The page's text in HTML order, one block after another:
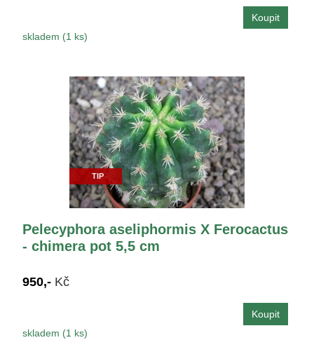
skladem (1 ks)
TIP
Pelecyphora aseliphormis X Ferocactus
- chimera pot 5,5 cm
950,- Kč
skladem (1 ks)